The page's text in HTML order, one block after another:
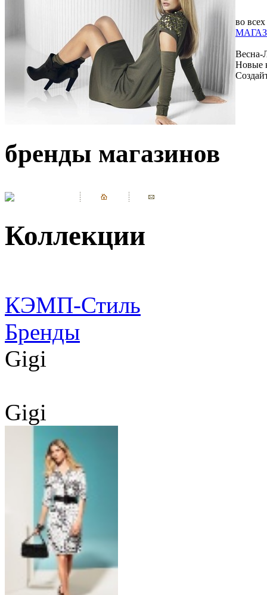
во всех
Весна-
Новые
бренды магазинов
Коллекции
КЭМП-Стиль
Бренды
Gigi
Gigi